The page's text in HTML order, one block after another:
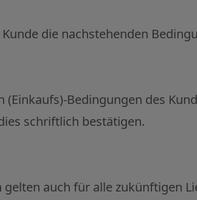
die nachstehenden
(Einkaufs)-Bedingungen des
schriftlich bestätigen.
auch für alle zukünftigen